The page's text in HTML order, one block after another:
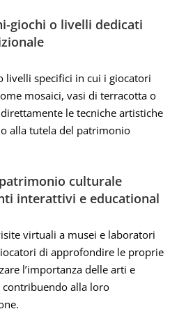
giochi o livelli dedicati
livelli specifici in cui i giocatori
mosaici, vasi di terracotta o
le tecniche artistiche
alla tutela del patrimonio
culturale
interattivi e educational
virtuali a musei e laboratori
di approfondire le proprie
l’importanza delle arti e
contribuendo alla loro